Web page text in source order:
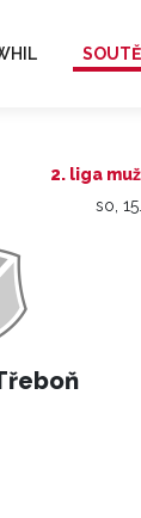
2. liga
so,